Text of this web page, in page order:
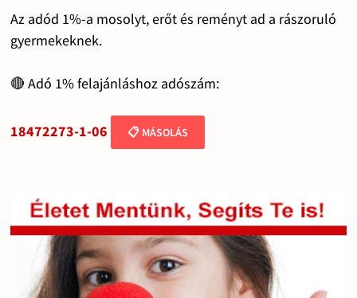
Az adód 1%-a mosolyt, erőt és reményt ad a rászoruló
gyermekeknek.
🔴 Adó 1% felajánláshoz adószám:
18472273-1-06 📋 MÁSOLÁS